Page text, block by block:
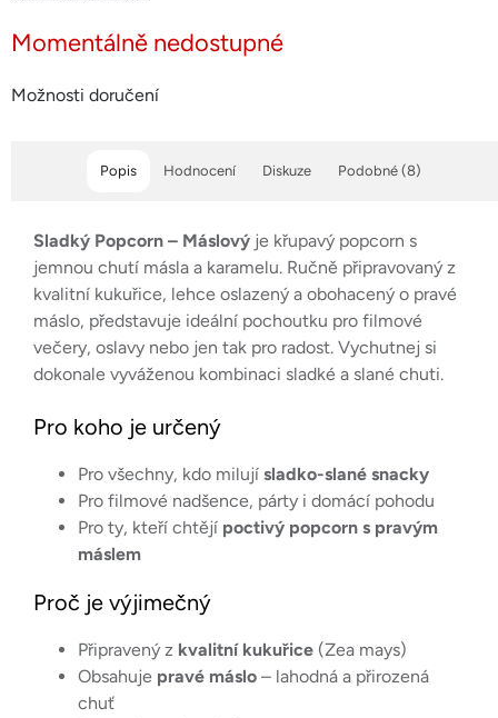
Momentálně nedostupné
Možnosti doručení
Popis Podobné (8)
Hodnocení Diskuze
Sladký Popcorn – Máslový je křupavý popcorn s
jemnou chutí másla a karamelu. Ručně připravovaný z
kvalitní kukuřice, lehce oslazený a obohacený o pravé
máslo, představuje ideální pochoutku pro filmové
večery, oslavy nebo jen tak pro radost. Vychutnej si
dokonale vyváženou kombinaci sladké a slané chuti.
Pro koho je určený
Pro všechny, kdo milují sladko-slané snacky
Pro filmové nadšence, párty i domácí pohodu
Pro ty, kteří chtějí poctivý popcorn s pravým
máslem
Proč je výjimečný
Připravený z kvalitní kukuřice (Zea mays)
Obsahuje pravé máslo – lahodná a přirozená
chuť